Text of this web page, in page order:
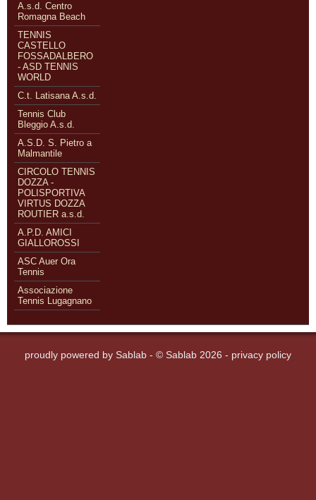
A.s.d. Centro
Romagna Beach
TENNIS
CASTELLO
FOSSADALBERO
- ASD TENNIS
WORLD
C.t. Latisana A.s.d.
Tennis Club
Bleggio A.s.d.
A.S.D. S. Pietro a
Malmantile
CIRCOLO TENNIS
DOZZA -
POLISPORTIVA
VIRTUS DOZZA
ROUTIER a.s.d.
A.P.D. AMICI
GIALLOROSSI
ASC Auer Ora
Tennis
Associazione
Tennis Lugagnano
proudly powered by Sablab - © Sablab 2026 - privacy policy